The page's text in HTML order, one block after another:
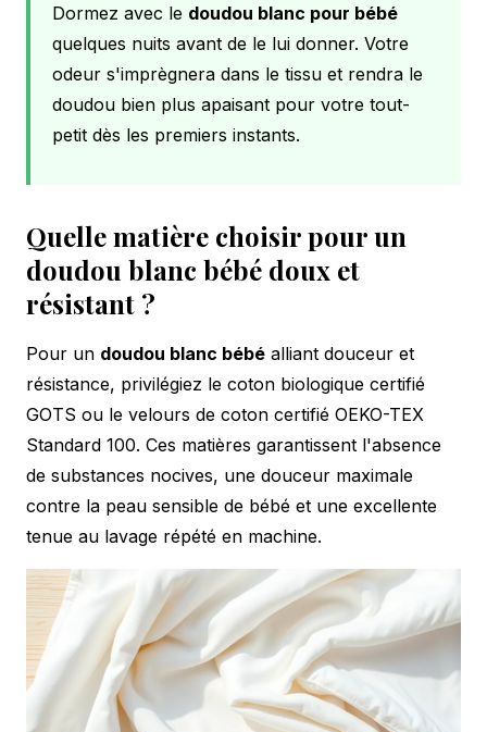
Dormez avec le doudou blanc pour bébé
quelques nuits avant de le lui donner. Votre
odeur s'imprègnera dans le tissu et rendra le
doudou bien plus apaisant pour votre tout-
petit dès les premiers instants.
Quelle matière choisir pour un
doudou blanc bébé doux et
résistant ?
Pour un doudou blanc bébé alliant douceur et
résistance, privilégiez le coton biologique certifié
GOTS ou le velours de coton certifié OEKO-TEX
Standard 100. Ces matières garantissent l'absence
de substances nocives, une douceur maximale
contre la peau sensible de bébé et une excellente
tenue au lavage répété en machine.